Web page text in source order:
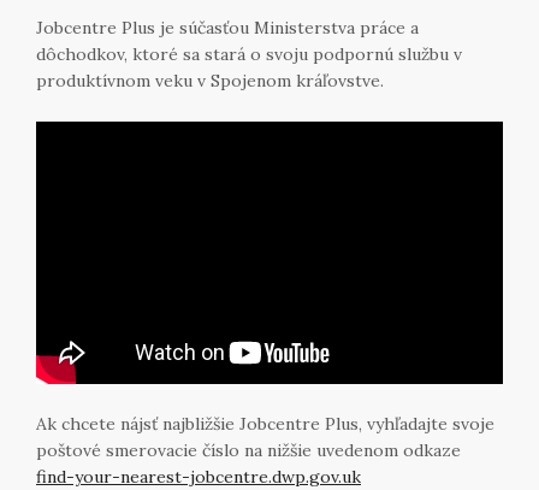
KONTAKT
Jobcentre Plus je súčasťou Ministerstva práce a
dôchodkov, ktoré sa stará o svoju podpornú službu v
produktívnom veku v Spojenom kráľovstve.
Ak chcete nájsť najbližšie Jobcentre Plus, vyhľadajte svoje
poštové smerovacie číslo na nižšie uvedenom odkaze
find-your-nearest-jobcentre.dwp.gov.uk